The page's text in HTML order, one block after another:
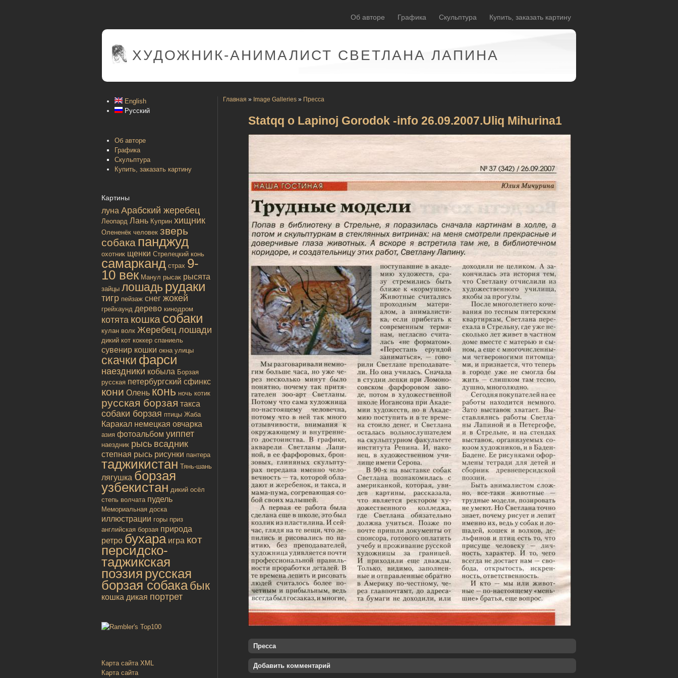
Об авторе Графика Скульптура Купить, заказать картину
ХУДОЖНИК-АНИМАЛИСТ СВЕТЛАНА ЛАПИНА
English
Русский
Об авторе
Графика
Скульптура
Купить, заказать картину
Картины
луна Арабский жеребец
Леопард Лань Куприн хищник
Олененёк человек зверь
собака панджуд
охотник щенки Стрелецкий конь
самарканд страх 9-
10 век Манул рысак рысята
зайцы лошадь рудаки
тигр пейзаж снег жокей
грейхаунд дерево кинодром
котята кошка собаки
кулан волк Жеребец лошади
дикий кот коккер спаниель
сувенир кошки окна улицы
скачки фарси
наездники кобыла Борзая
русская петербургский сфинкс
кони Олень конь ночь котик
русская борзая такса
собаки борзая птицы Жаба
Каракал немецкая овчарка
азия фотоальбом уиппет
наездник рысь всадник
степная рысь рисунки пантера
таджикистан Тянь-шань
лягушка борзая
узбекистан дикий осёл
степь волчата пудель
Мемориальная доска
иллюстрации горы приз
английская борзая природа
ретро бухара игра кот
персидско-
таджикская
поэзия русская
борзая собакабык
кошка дикая портрет
Карта сайта XML
Карта сайта
Главная » Image Galleries » Пресса
Statqq o Lapinoj Gorodok -info 26.09.2007.Uliq Mihurina1
Пресса
Добавить комментарий